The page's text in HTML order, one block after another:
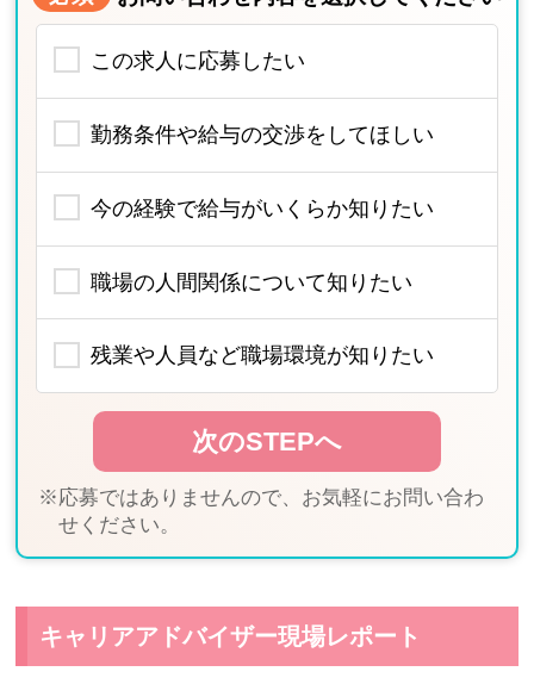
この求人に応募したい
勤務条件や給与の交渉をしてほしい
今の経験で給与がいくらか知りたい
職場の人間関係について知りたい
残業や人員など職場環境が知りたい
※応募ではありませんので、お気軽にお問い合わ
せください。
キャリアアドバイザー現場レポート